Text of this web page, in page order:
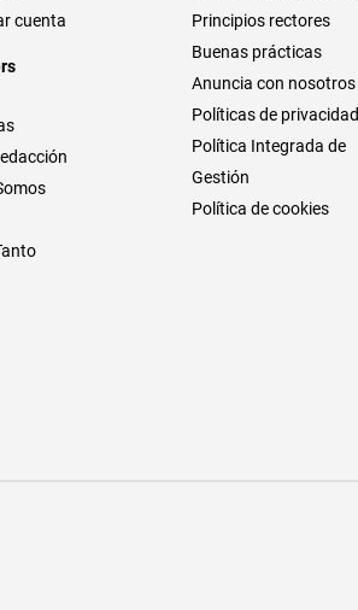
cuenta
Principios rectores
Buenas prácticas
Anuncia con nosotros
Políticas de privacidad
Política Integrada de
Gestión
Política de cookies